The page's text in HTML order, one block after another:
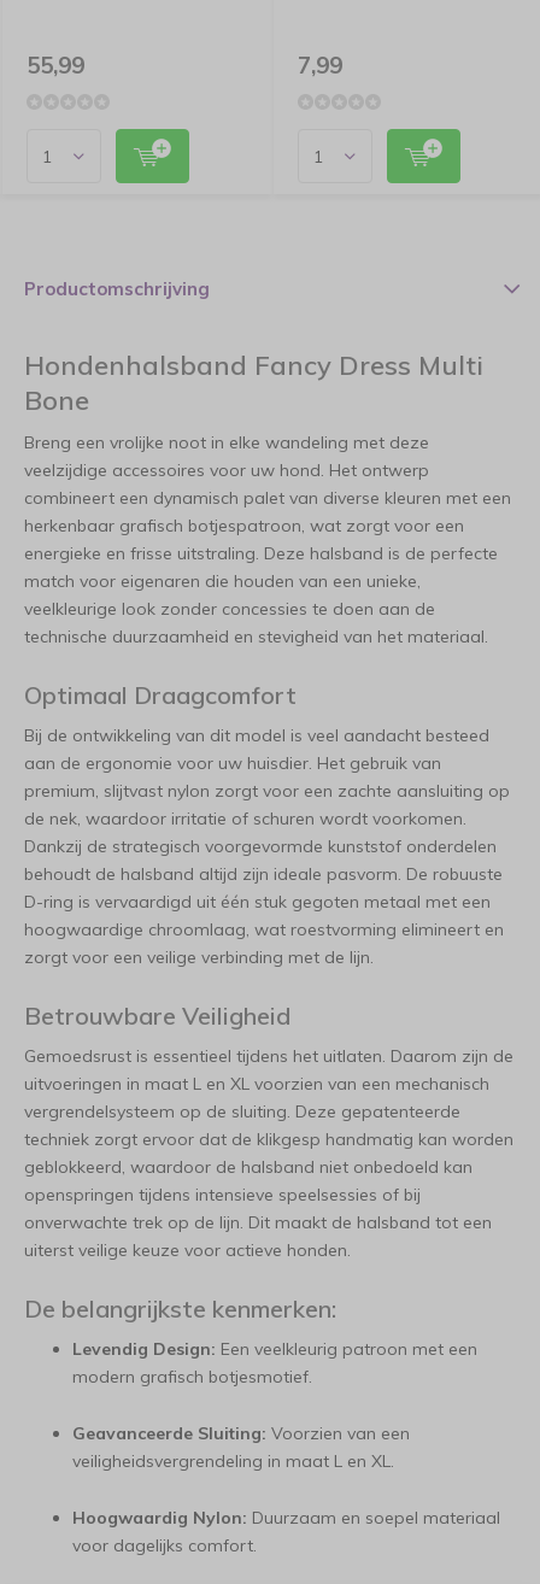
55,99 7,99
Productomschrijving
Hondenhalsband Fancy Dress Multi
Bone
Breng een vrolijke noot in elke wandeling met deze
veelzijdige accessoires voor uw hond. Het ontwerp
combineert een dynamisch palet van diverse kleuren met een
herkenbaar grafisch botjespatroon, wat zorgt voor een
energieke en frisse uitstraling. Deze halsband is de perfecte
match voor eigenaren die houden van een unieke,
veelkleurige look zonder concessies te doen aan de
technische duurzaamheid en stevigheid van het materiaal.
Optimaal Draagcomfort
Bij de ontwikkeling van dit model is veel aandacht besteed
aan de ergonomie voor uw huisdier. Het gebruik van
premium, slijtvast nylon zorgt voor een zachte aansluiting op
de nek, waardoor irritatie of schuren wordt voorkomen.
Dankzij de strategisch voorgevormde kunststof onderdelen
behoudt de halsband altijd zijn ideale pasvorm. De robuuste
D-ring is vervaardigd uit één stuk gegoten metaal met een
hoogwaardige chroomlaag, wat roestvorming elimineert en
zorgt voor een veilige verbinding met de lijn.
Betrouwbare Veiligheid
Gemoedsrust is essentieel tijdens het uitlaten. Daarom zijn de
uitvoeringen in maat L en XL voorzien van een mechanisch
vergrendelsysteem op de sluiting. Deze gepatenteerde
techniek zorgt ervoor dat de klikgesp handmatig kan worden
geblokkeerd, waardoor de halsband niet onbedoeld kan
openspringen tijdens intensieve speelsessies of bij
onverwachte trek op de lijn. Dit maakt de halsband tot een
uiterst veilige keuze voor actieve honden.
De belangrijkste kenmerken:
Levendig Design: Een veelkleurig patroon met een
modern grafisch botjesmotief.
Geavanceerde Sluiting: Voorzien van een
veiligheidsvergrendeling in maat L en XL.
Hoogwaardig Nylon: Duurzaam en soepel materiaal
voor dagelijks comfort.